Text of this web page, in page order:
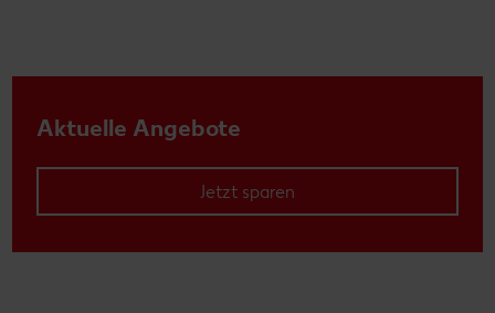
Aktuelle Angebote
Jetzt sparen